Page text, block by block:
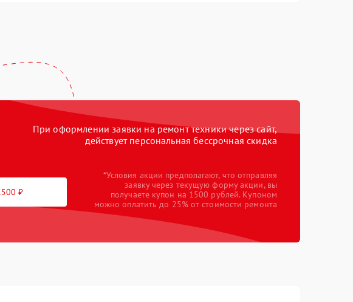
При оформлении заявки на ремонт техники через сайт,
действует персональная бессрочная скидка
₽
*Условия акции предполагают, что отправляя
заявку через текущую форму акции, вы
получаете купон на 1500 рублей. Купоном
можно оплатить до 25% от стоимости ремонта